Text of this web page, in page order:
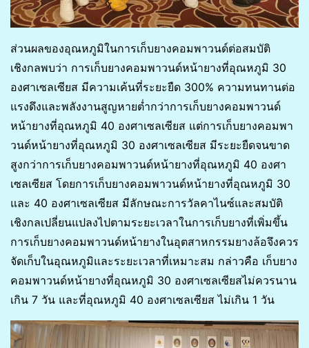
ส่วนผลของอุณหภูมิในการเก็บยางคอมพาวนด์ต่อสมบัติ
เชิงกลพบว่า การเก็บยางคอมพาวนด์หน้ายางที่อุณหภูมิ 30
องศาเซลเซียส มีความเค้นที่ระยะยืด 300% ความทนทานต่อ
แรงดึงและพลังงานสูญหายต่ำกว่าการเก็บยางคอมพาวนด์
หน้ายางที่อุณหภูมิ 40 องศาเซลเซียส แต่การเก็บยางคอมพา
วนด์หน้ายางที่อุณหภูมิ 30 องศาเซลเซียส มีระยะยืดจนขาด
สูงกว่าการเก็บยางคอมพาวนด์หน้ายางที่อุณหภูมิ 40 องศา
เซลเซียส โดยการเก็บยางคอมพาวนด์หน้ายางที่อุณหภูมิ 30
และ 40 องศาเซลเซียส มีลักษณะการวัลคาไนซ์และสมบัติ
เชิงกลเปลี่ยนแปลงไปตามระยะเวลาในการเก็บยางที่เพิ่มขึ้น
การเก็บยางคอมพาวนด์หน้ายางในอุตสาหกรรมยางล้อจึงควร
จัดเก็บในอุณหภูมิและระยะเวลาที่เหมาะสม กล่าวคือ เก็บยาง
คอมพาวนด์หน้ายางที่อุณหภูมิ 30 องศาเซลเซียสไม่ควรนาน
เกิน 7 วัน และที่อุณหภูมิ 40 องศาเซลเซียส ไม่เกิน 1 วัน